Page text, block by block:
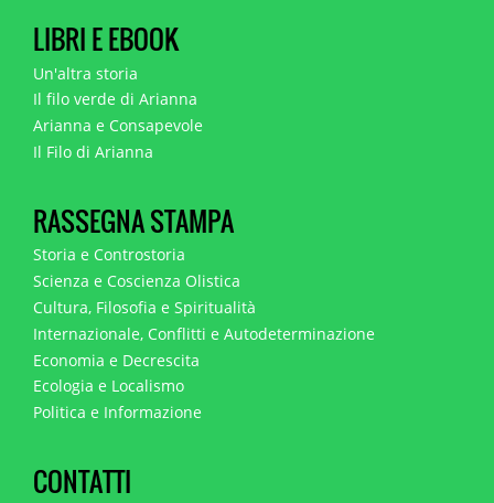
LIBRI E EBOOK
Un'altra storia
Il filo verde di Arianna
Arianna e Consapevole
Il Filo di Arianna
RASSEGNA STAMPA
Storia e Controstoria
Scienza e Coscienza Olistica
Cultura, Filosofia e Spiritualità
Internazionale, Conflitti e Autodeterminazione
Economia e Decrescita
Ecologia e Localismo
Politica e Informazione
CONTATTI